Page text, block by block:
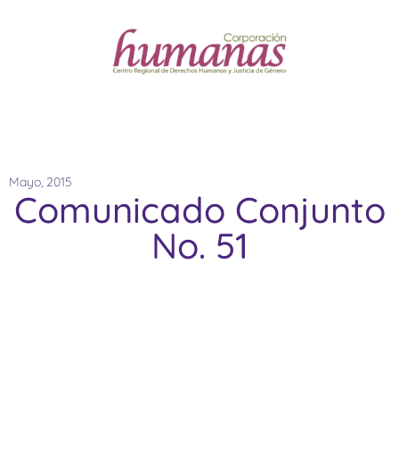
Mayo, 2015
Comunicado Conjunto
No. 51